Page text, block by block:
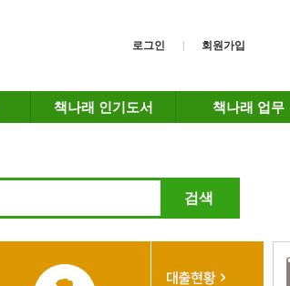
로그인 회원가입
책나래 인기도서 책나래 업무
검색